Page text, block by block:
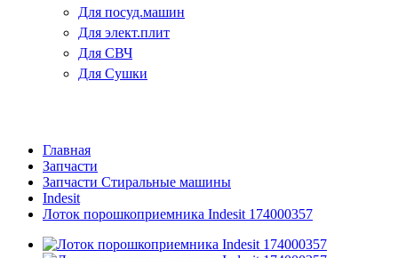
Для посуд.машин
Для элект.плит
Для СВЧ
Для Сушки
Главная
Запчасти
Запчасти Стиральные машины
Indesit
Лоток порошкоприемника Indesit 174000357